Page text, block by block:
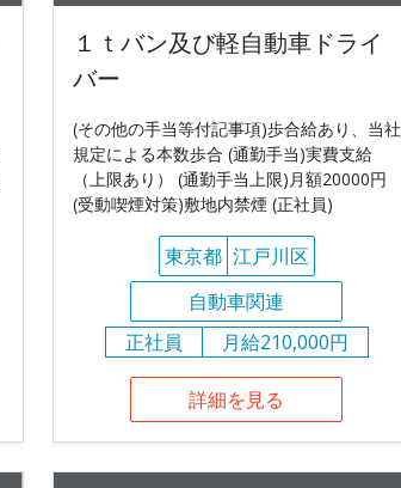
１ｔバン及び軽自動車ドライ
バー
(その他の手当等付記事項)歩合給あり、当社
規定による本数歩合 (通勤手当)実費支給
（上限あり） (通勤手当上限)月額20000円
(受動喫煙対策)敷地内禁煙 (正社員)
東京都 江戸川区
自動車関連
正社員
月給210,000円
詳細を見る